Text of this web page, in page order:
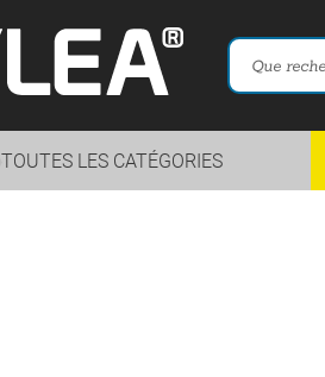
TOUTES LES CATÉGORIES